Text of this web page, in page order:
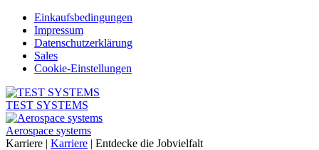
Einkaufsbedingungen
Impressum
Datenschutzerklärung
Sales
Cookie-Einstellungen
TEST SYSTEMS
Aerospace systems
Karriere | Karriere | Entdecke die Jobvielfalt